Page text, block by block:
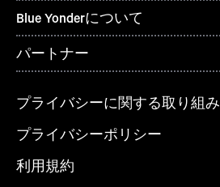
Blue Yonderについて
パートナー
プライバシーに関する取り組み
プライバシーポリシー
利用規約